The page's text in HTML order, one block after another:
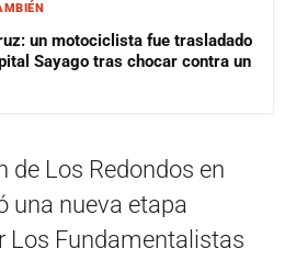
un motociclista fue trasladado
Sayago tras chocar contra un
de Los Redondos en
una nueva etapa
Los Fundamentalistas